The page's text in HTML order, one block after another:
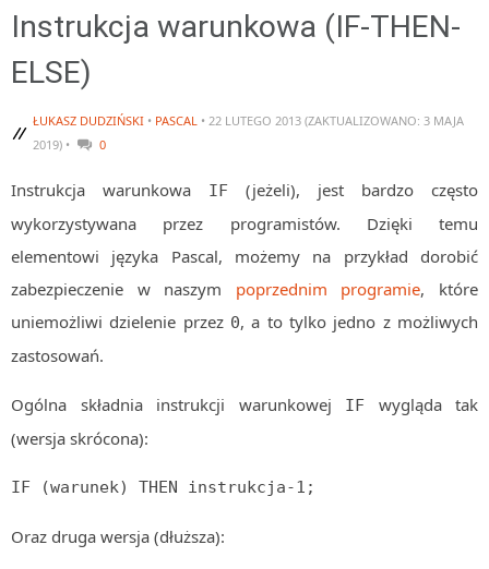
ALGO
Abstrakcyjne struktury danych
Algorytmy sortowania
Algorytmy konwersji
Algorytmy wyszukiwania
Inne
DEV
C++
HTML 5
Instrukcja warunkowa (IF-THEN-
ELSE)
ŁUKASZ DUDZIŃSKI • PASCAL • 22 LUTEGO 2013 (ZAKTUALIZOWANO: 3 MAJA
2019) •
0
Instrukcja warunkowa IF (jeżeli), jest bardzo często
wykorzystywana przez programistów. Dzięki temu
elementowi języka Pascal, możemy na przykład dorobić
zabezpieczenie w naszym poprzednim programie, które
uniemożliwi dzielenie przez 0, a to tylko jedno z możliwych
zastosowań.
Ogólna składnia instrukcji warunkowej IF wygląda tak
(wersja skrócona):
IF (warunek) THEN instrukcja-1;
Oraz druga wersja (dłuższa):